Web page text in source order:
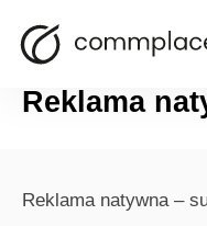
Reklama
Reklama natywna –